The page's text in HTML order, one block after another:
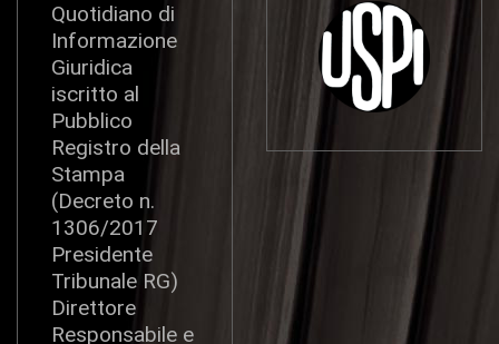
Quotidiano di
Informazione
Giuridica
iscritto al
Pubblico
Registro della
Stampa
(Decreto n.
1306/2017
Presidente
Tribunale RG)
Direttore
Responsabile e